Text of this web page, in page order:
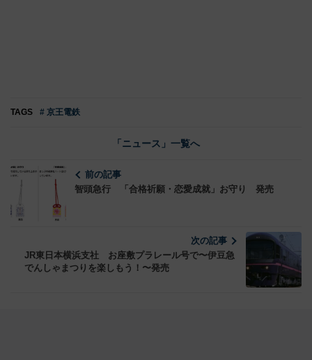
TAGS # 京王電鉄
「ニュース」一覧へ
前の記事
智頭急行 「合格祈願・恋愛成就」お守り 発売
次の記事
JR東日本横浜支社 お座敷プラレール号で〜伊豆急
でんしゃまつりを楽しもう！〜発売